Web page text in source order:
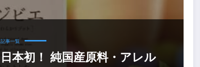
記事一覧
日本初！ 純国産原料・アレル